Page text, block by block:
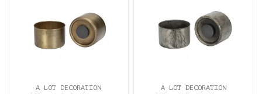
A LOT DECORATION A LOT DECORATION